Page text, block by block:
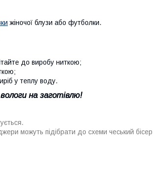
жіночої блузи або футболки.
до виробу ниткою;
у теплу воду.
на заготівлю!
можуть підібрати до схеми чеський